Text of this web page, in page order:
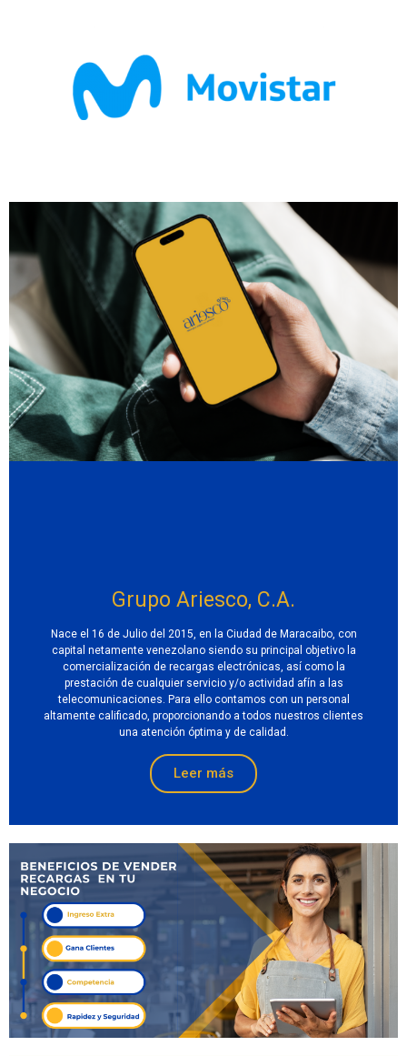
Grupo Ariesco, C.A.
Nace el 16 de Julio del 2015, en la Ciudad de Maracaibo, con
capital netamente venezolano siendo su principal objetivo la
comercialización de recargas electrónicas, así como la
prestación de cualquier servicio y/o actividad afín a las
telecomunicaciones. Para ello contamos con un personal
altamente calificado, proporcionando a todos nuestros clientes
una atención óptima y de calidad.
Leer más